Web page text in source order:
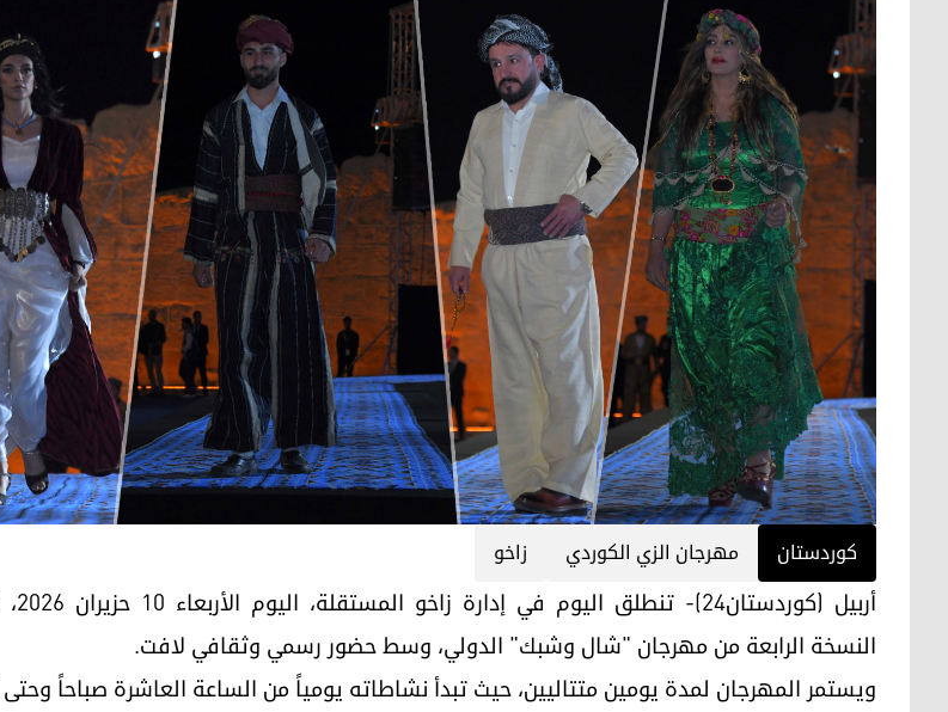
کوردستان مهرجان الزي الكوردي زاخو
أربيل
النسخة الرابعة من مهرجان "شال وشبك" الدولي، وسط حضور رسمي وثقافي لافت.
ويستمر المهرجان لمدة يومين متتاليين، حيث تبدأ نشاطاته يومياً من الساعة العاشرة صباحاً